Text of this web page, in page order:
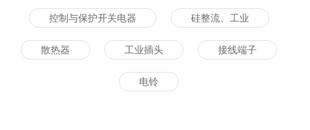
控制与保护开关电器 硅整流、工业
散热器 工业插头 接线端子
电铃